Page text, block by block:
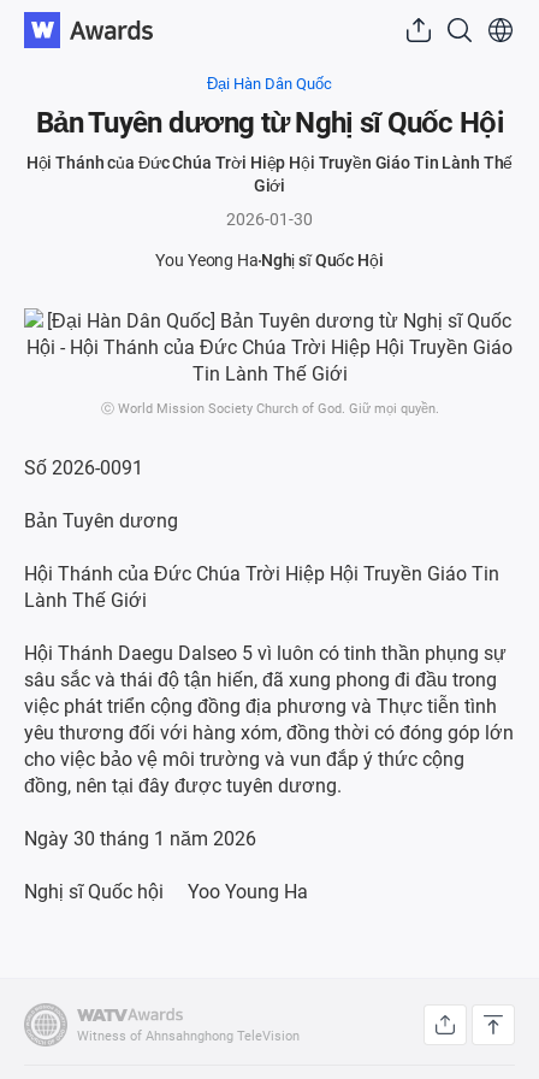
Đại Hàn Dân Quốc
Bản Tuyên dương từ Nghị sĩ Quốc Hội
Hội Thánh của Đức Chúa Trời Hiệp Hội Truyền Giáo Tin Lành Thế
Giới
2026-01-30
You Yeong HaNghị sĩ Quốc Hội
ⓒ World Mission Society Church of God. Giữ mọi quyền.
Số 2026-0091
Bản Tuyên dương
Hội Thánh của Đức Chúa Trời Hiệp Hội Truyền Giáo Tin
Lành Thế Giới
Hội Thánh Daegu Dalseo 5 vì luôn có tinh thần phụng sự
sâu sắc và thái độ tận hiến, đã xung phong đi đầu trong
việc phát triển cộng đồng địa phương và Thực tiễn tình
yêu thương đối với hàng xóm, đồng thời có đóng góp lớn
cho việc bảo vệ môi trường và vun đắp ý thức cộng
đồng, nên tại đây được tuyên dương.
Ngày 30 tháng 1 năm 2026
Nghị sĩ Quốc hội Yoo Young Ha
Witness of Ahnsahnghong TeleVision